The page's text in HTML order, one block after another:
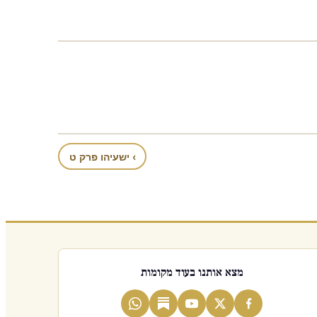
› ישעיהו פרק ט
מצא אותנו בעוד מקומות